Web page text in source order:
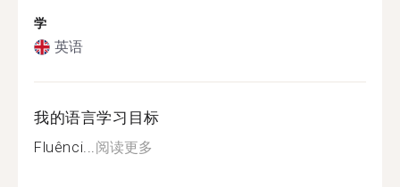
学
英语
我的语言学习目标
Fluênci...阅读更多